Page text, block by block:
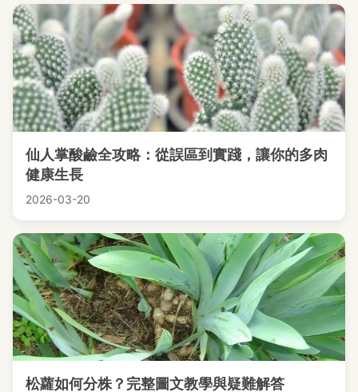
仙人掌酸鹼全攻略：從誤區到實踐，讓你的多肉
健康生長
2026-03-20
松蘿如何分株？完整圖文教學與疑難解答